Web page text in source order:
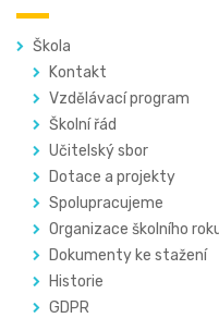
Škola
Kontakt
Vzdělávací program
Školní řád
Učitelský sbor
Dotace a projekty
Spolupracujeme
Organizace školního
Dokumenty ke stažení
Historie
GDPR